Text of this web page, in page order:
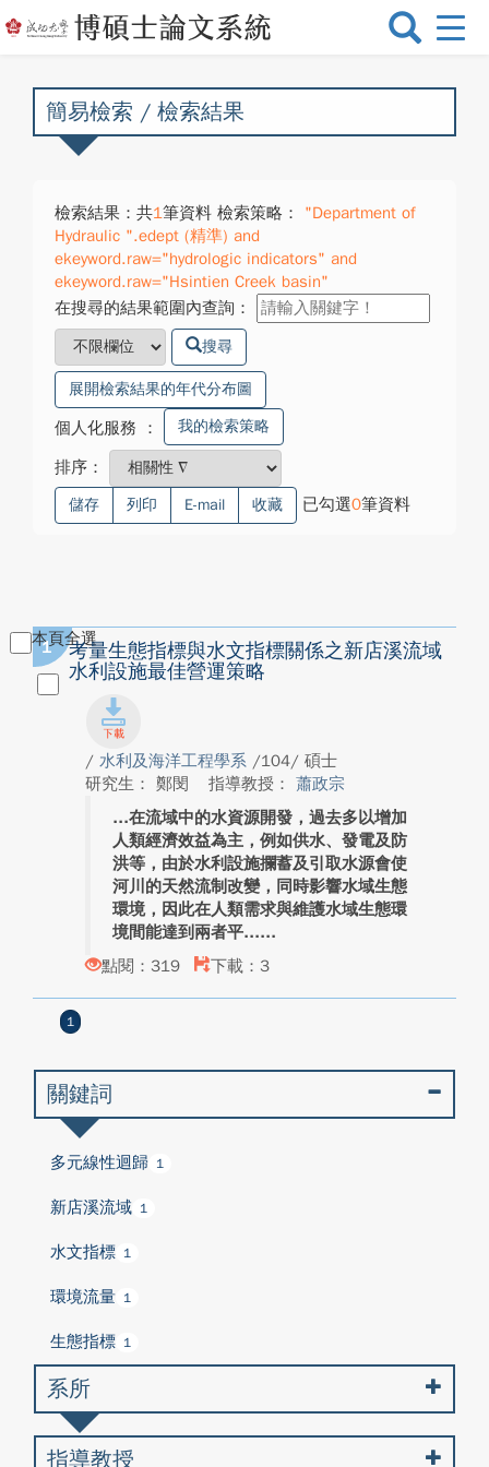
選
換
簡易檢索 / 檢索結果
檢索結果：共1筆資料 檢索策略：
"Department of
Hydraulic ".edept (精準) and
ekeyword.raw="hydrologic indicators" and
ekeyword.raw="Hsintien Creek basin"
在搜尋的結果範圍內查詢：
搜尋
展開檢索結果的年代分布圖
個人化服務 ： 我的檢索策略
排序：
儲存 列印 E-mail 收藏 已勾選0筆資料
本頁全選
1
考量生態指標與水文指標關係之新店溪流域
水利設施最佳營運策略
/ 水利及海洋工程學系 /104/ 碩士
研究生： 鄭閔
指導教授： 蕭政宗
在流域中的水資源開發，過去多以增加
人類經濟效益為主，例如供水、發電及防
洪等，由於水利設施攔蓄及引取水源會使
河川的天然流制改變，同時影響水域生態
環境，因此在人類需求與維護水域生態環
境間能達到兩者平...
點閱：319
下載：3
1
關鍵詞
多元線性迴歸 1
新店溪流域 1
水文指標 1
環境流量 1
生態指標 1
系所
指導教授